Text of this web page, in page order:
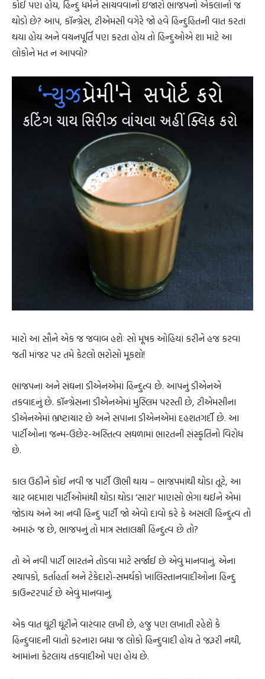
કોઈ પણ હોય, હિન્દુ ધર્મને સાચવવાનો ઇજારો ભાજપનો એકલાનો જ
થોડો છે? આપ, કૉન્ગ્રેસ, ટીએમસી વગેરે જો હવે હિન્દુહિતની વાત કરતા
થયા હોય અને વચનપૂર્તિ પણ કરતા હોય તો હિન્દુઓએ શા માટે આ
લોકોને મત ન આપવો?
મારો આ સૌને એક જ જવાબ હશેઃ સો મૂષક ઓહિયાં કરીને હજ કરવા
જતી માંજર પર તમે કેટલો ભરોસો મૂકશો!
ભાજપના અને સંઘના ડીએનએમાં હિન્દુત્વ છે. આપનું ડીએનએ
તકવાદનું છે. કૉન્ગ્રેસના ડીએનએમાં મુસ્લિમ પરસ્તી છે, ટીએમસીના
ડીએનએમાં ભ્રષ્ટાચાર છે અને સપાના ડીએનએમાં દહશતગર્દી છે. આ
પાર્ટીઓના જન્મ-ઉછેર-અસ્તિત્વ સઘળામાં ભારતની સંસ્કૃતિનો વિરોધ
છે.
કાલ ઉઠીને કોઈ નવી જ પાર્ટી ઊભી થાય – ભાજપમાંથી થોડા તૂટે, આ
ચાર બદમાશ પાર્ટીઓમાંથી થોડા થોડા ‘સારા’ માણસો ભેગા થઈને એમાં
જોડાય અને આ નવી હિન્દુ પાર્ટી જો એવો દાવો કરે કે અસલી હિન્દુત્વ તો
અમારું જ છે, ભાજપનું તો માત્ર સત્તાલક્ષી હિન્દુત્વ છે તો?
તો એ નવી પાર્ટી ભારતને તોડવા માટે સર્જાઈ છે એવું માનવાનું. એના
સ્થાપકો, કર્તાહર્તા અને ટેકેદારો-સમર્થકો ખાલિસ્તાનવાદીઓના હિન્દુ
કાઉન્ટરપાર્ટ છે એવું માનવાનું.
એક વાત ઘૂંટી ઘૂંટીને વારંવાર લખી છે, હજુ પણ લખાતી રહેશે કે
હિન્દુવાદની વાતો કરનારા બધા જ લોકો હિન્દુવાદી હોય તે જરૂરી નથી,
આમાંના કેટલાય તકવાદીઓ પણ હોય છે.